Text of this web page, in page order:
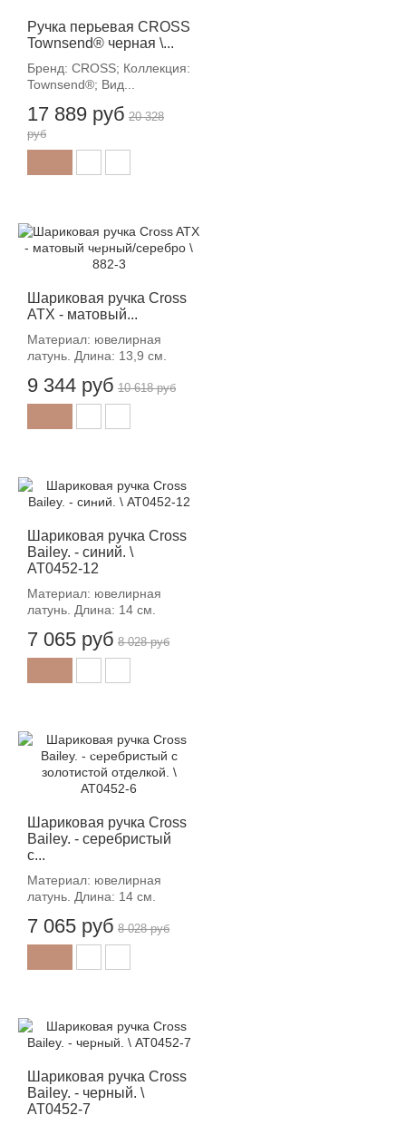
Ручка перьевая CROSS
Townsend® черная \...
Бренд: CROSS; Коллекция:
Townsend®; Вид...
17 889 руб 20 328
руб
Шариковая ручка Cross
ATX - матовый...
Материал: ювелирная
латунь. Длина: 13,9 см.
9 344 руб
-12%
10 618 руб
Шариковая ручка Cross
Bailey. - синий. \
AT0452-12
Материал: ювелирная
латунь. Длина: 14 см.
7 065 руб
-12%
8 028 руб
Шариковая ручка Cross
Bailey. - серебристый
с...
Материал: ювелирная
латунь. Длина: 14 см.
7 065 руб
-12%
8 028 руб
Шариковая ручка Cross
Bailey. - черный. \
AT0452-7
-12%